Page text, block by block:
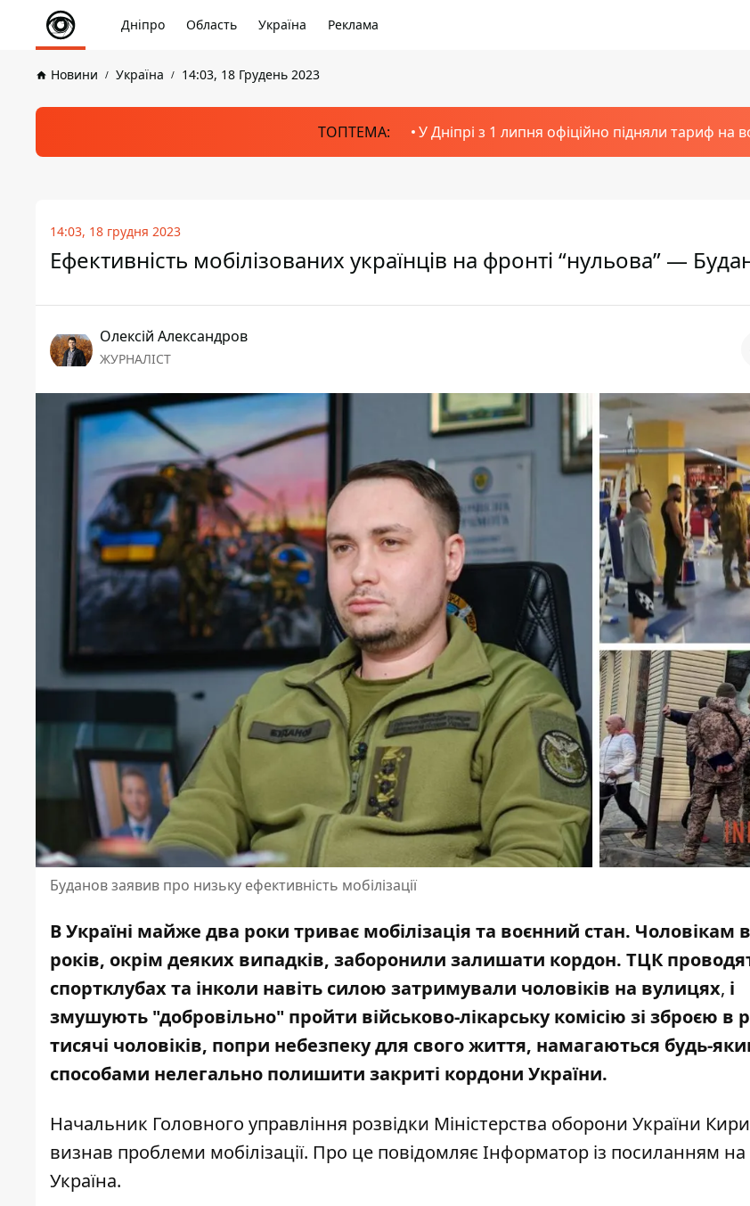
Дніпро Область Україна Реклама
Новини Україна 14:03, 18 Грудень 2023
ТОПТЕМА: У Дніпрі з 1 липня офіційно підняли тариф на
14:03, 18 грудня 2023
Ефективність мобілізованих українців на фронті “нульова” —
Олексій Александров
ЖУРНАЛІСТ
Буданов заявив про низьку ефективність мобілізації
В Україні майже два роки триває мобілізація та воєнний стан. Чоловікам
років, окрім деяких випадків, заборонили залишати кордон. ТЦК
спортклубахта інколи навіть силою затримували чоловіків на вулицях, і
змушують "добровільно" пройти військово-лікарську комісію зі зброєю в
тисячі чоловіків, попри небезпеку для свого життя, намагаються будь-
способами нелегально полишити закриті кордони України.
Начальник Головного управління розвідки Міністерства оборони України
визнав проблеми мобілізації. Про це повідомляє Інформатор із посиланням
Україна.